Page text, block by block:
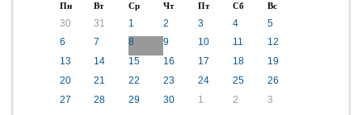
Пн Вт Ср Чт Пт Сб Вс
30 31 1 2 3 4
5
6
7 8 9 10 11
12
13
14 15 16 17 18
19
20
21 22 23 24 25
26
27
28 29 30 1 2
3